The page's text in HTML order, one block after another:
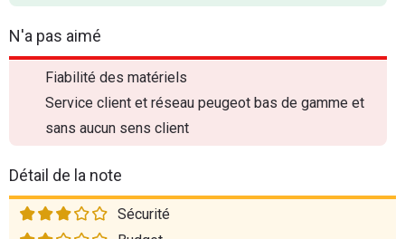
N'a pas aimé
Fiabilité des matériels
Service client et réseau peugeot bas de gamme et
sans aucun sens client
Détail de la note
Sécurité